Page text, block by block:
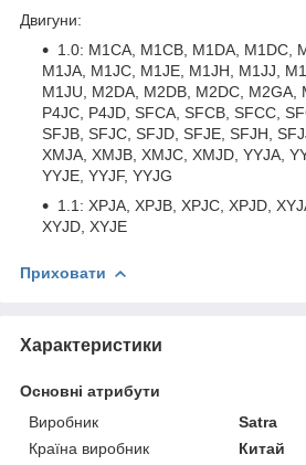
Двигуни:
1.0: M1CA, M1CB, M1DA, M1DC,
M1JA, M1JC, M1JE, M1JH, M1JJ,
M1JU, M2DA, M2DB, M2DC, M2GA,
P4JC, P4JD, SFCA, SFCB, SFCC,
SFJB, SFJC, SFJD, SFJE, SFJH,
XMJA, XMJB, XMJC, XMJD, YYJA,
YYJE, YYJF, YYJG
1.1: XPJA, XPJB, XPJC, XPJD,
XYJD, XYJE
Приховати
Характеристики
Основні атрибути
Виробник
Satra
Країна виробник
Китай